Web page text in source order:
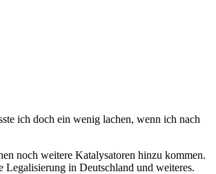
ich doch ein wenig lachen, wenn ich nach
noch weitere Katalysatoren hinzu kommen.
Legalisierung in Deutschland und weiteres.